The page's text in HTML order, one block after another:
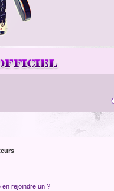
en rejoindre un ?